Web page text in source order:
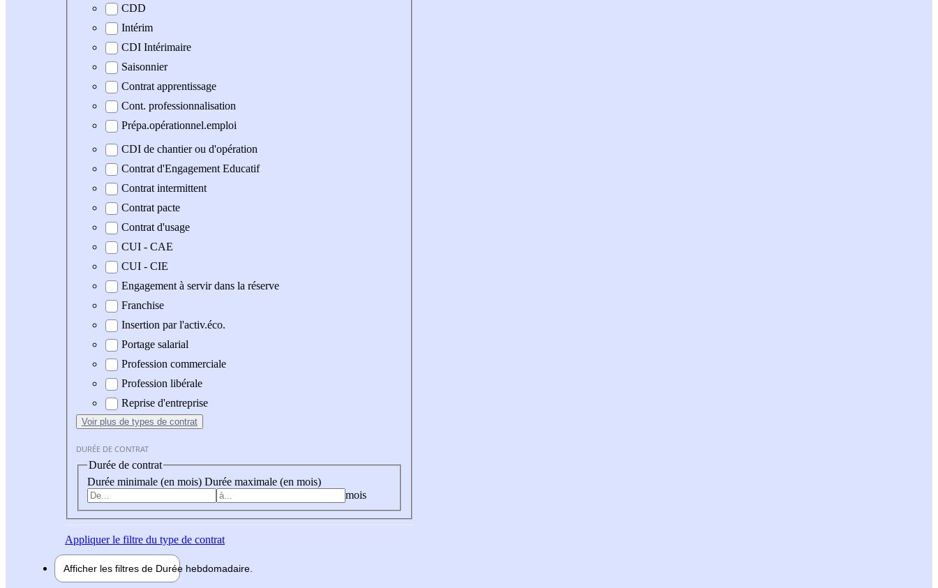
CDD
Intérim
CDI Intérimaire
Saisonnier
Contrat apprentissage
Cont. professionnalisation
Prépa.opérationnel.emploi
CDI de chantier ou d'opération
Contrat d'Engagement Educatif
Contrat intermittent
Contrat pacte
Contrat d'usage
CUI - CAE
CUI - CIE
Engagement à servir dans la réserve
Franchise
Insertion par l'activ.éco.
Portage salarial
Profession commerciale
Profession libérale
Reprise d'entreprise
Voir plus de types de contrat
DURÉE DE CONTRAT
Durée de contrat
Durée minimale (en mois) Durée maximale (en mois)
mois
Appliquerle filtre du type de contrat
Afficher les filtres de Durée hebdomadaire